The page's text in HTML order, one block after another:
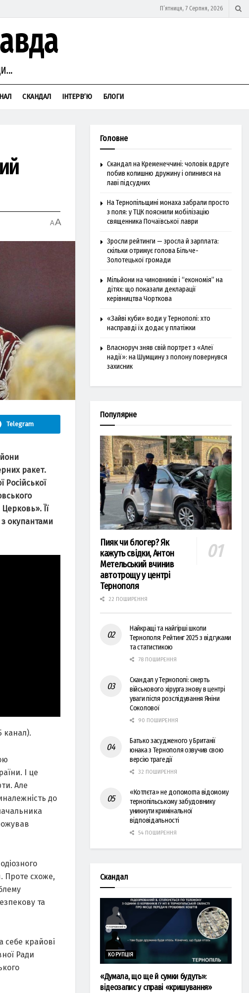
П’ятниця, 7 Серпня, 2026
СКАНДАЛ ІНТЕРВ’Ю БЛОГИ
AA
Telegram
ракет.
Її
окупантами
канал).
І це
Але
до
Проте схоже,
та
себе крайові
Ради
Головне
Скандал на Кременеччині: чоловік вдруге
побив колишню дружину і опинився на
лаві підсудних
На Тернопільщині монаха забрали просто
з поля: у ТЦК пояснили мобілізацію
священника Почаївської лаври
Зросли рейтинги — зросла й зарплата:
скільки отримує голова Більче-
Золотецької громади
Мільйони на чиновників і “економія” на
дітях: що показали декларації
керівництва Чорткова
«Зайві куби» води у Тернополі: хто
насправді їх додає у платіжки
Власноруч зняв свій портрет з «Алеї
надії»: на Шумщину з полону повернувся
захисник
Популярне
Пияк чи блогер? Як
кажуть свідки, Антон
Метельський вчинив
автотрощу у центрі
Тернополя
22 ПОШИРЕННЯ
Найкращі та найгірші школи
Тернополя: Рейтинг 2025 з відгуками
та статистикою
78 ПОШИРЕННЯ
Скандал у Тернополі: смерть
військового хірурга знову в центрі
уваги після розслідування Яніни
Соколової
90 ПОШИРЕННЯ
Батько засудженого у Британії
юнака з Тернополя озвучив свою
версію трагедії
32 ПОШИРЕННЯ
«Котлєта» не допомогла відомому
тернопільському забудовнику
уникнути кримінальної
відповідальності
54 ПОШИРЕННЯ
Скандал
КОРУПЦІЯ
«Думала, що ще й сумки будуть»:
відеозапис у справі «кришування»